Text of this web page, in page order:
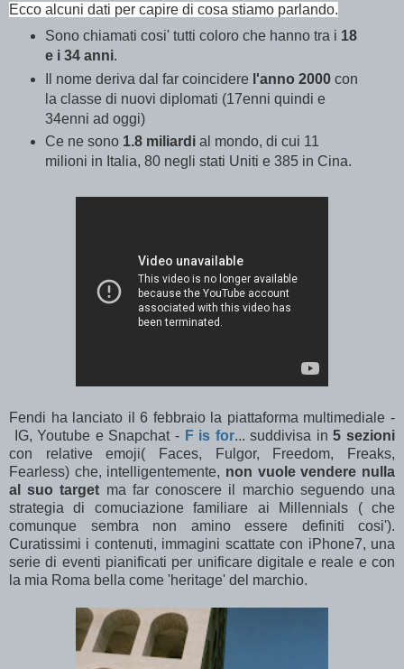
Ecco alcuni dati per capire di cosa stiamo parlando.
Sono chiamati cosi' tutti coloro che hanno tra i 18
e i 34 anni.
Il nome deriva dal far coincidere l'anno 2000con
la classe di nuovi diplomati (17enni quindi e
34enni ad oggi)
Ce ne sono 1.8 miliardial mondo, di cui 11
milioni in Italia, 80 negli stati Uniti e 385 in Cina.
Fendi ha lanciato il 6 febbraio la piattaforma multimediale -
IG, Youtube e Snapchat - F is for... suddivisa in5 sezioni
con relative emoji( Faces, Fulgor, Freedom, Freaks,
Fearless) che, intelligentemente, non vuole vendere nulla
al suo target ma far conoscere il marchio seguendo una
strategia di comuciazione familiare ai Millennials ( che
comunque sembra non amino essere definiti cosi').
Curatissimi i contenuti, immagini scattate con iPhone7, una
serie di eventi pianificati per unificare digitale e reale e con
la mia Roma bella come 'heritage' del marchio.